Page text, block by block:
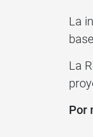
La
La
Por